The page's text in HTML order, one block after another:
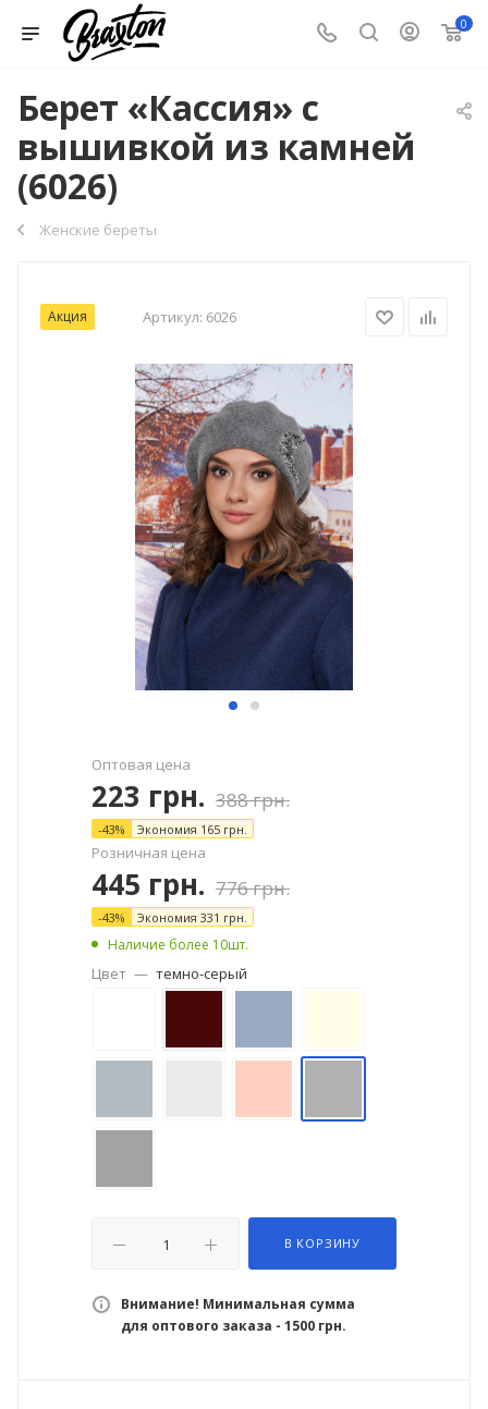
0
Берет «Кассия» с
вышивкой из камней
(6026)
Женские береты
Акция Артикул: 6026
Оптовая цена
223 грн. 388грн.
-43% Экономия 165 грн.
Розничная цена
445 грн. 776грн.
-43% Экономия 331 грн.
Наличие более 10шт.
Цвет — темно-серый
В КОРЗИНУ
Внимание! Минимальная сумма
для оптового заказа - 1500 грн.